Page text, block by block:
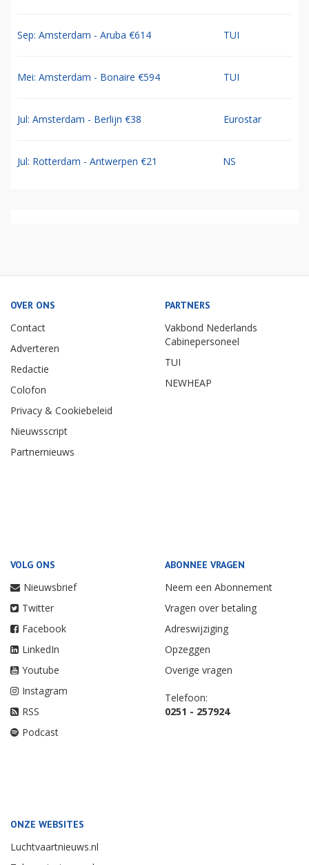
Sep: Amsterdam - Aruba €614 TUI
Mei: Amsterdam - Bonaire €594 TUI
Jul: Amsterdam - Berlijn €38 Eurostar
Jul: Rotterdam - Antwerpen €21 NS
OVER ONS
Contact
Adverteren
Redactie
Colofon
Privacy & Cookiebeleid
Nieuwsscript
Partnernieuws
PARTNERS
Vakbond Nederlands
Cabinepersoneel
TUI
NEWHEAP
VOLG ONS
Nieuwsbrief
Twitter
Facebook
LinkedIn
Youtube
Instagram
RSS
Podcast
ABONNEE VRAGEN
Neem een Abonnement
Vragen over betaling
Adreswijziging
Opzeggen
Overige vragen
Telefoon:
0251 - 257924
ONZE WEBSITES
Luchtvaartnieuws.nl